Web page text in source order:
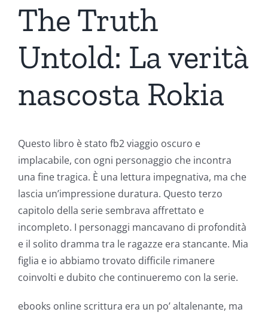
The Truth
Untold: La verità
nascosta Rokia
Questo libro è stato fb2 viaggio oscuro e
implacabile, con ogni personaggio che incontra
una fine tragica. È una lettura impegnativa, ma che
lascia un’impressione duratura. Questo terzo
capitolo della serie sembrava affrettato e
incompleto. I personaggi mancavano di profondità
e il solito dramma tra le ragazze era stancante. Mia
figlia e io abbiamo trovato difficile rimanere
coinvolti e dubito che continueremo con la serie.
ebooks online scrittura era un po’ altalenante, ma